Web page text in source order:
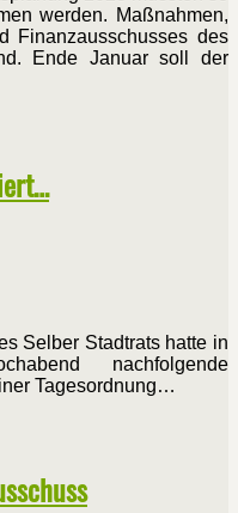
werden. Maßnahmen,
Finanzausschusses des
Ende Januar soll der
Selber Stadtrats hatte in
nachfolgende
Tagesordnung…